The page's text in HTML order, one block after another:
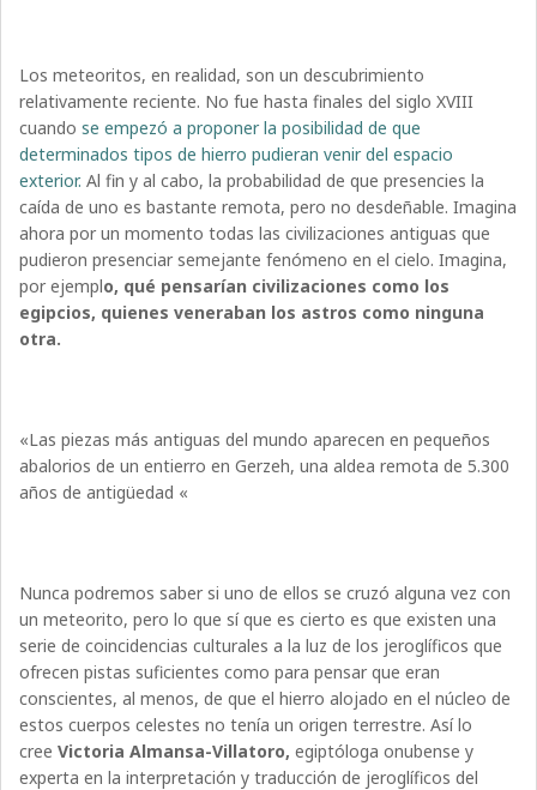
Los meteoritos, en realidad, son un descubrimiento
relativamente reciente. No fue hasta finales del siglo XVIII
cuandose empezó a proponer la posibilidad de que
determinados tipos de hierro pudieran venir del espacio
exterior.Al fin y al cabo, la probabilidad de que presencies la
caída de uno es bastante remota, pero no desdeñable. Imagina
ahora por un momento todas las civilizaciones antiguas que
pudieron presenciar semejante fenómeno en el cielo. Imagina,
por ejemplo, qué pensarían civilizaciones como los
egipcios, quienes veneraban los astros como ninguna
otra.
«Las piezas más antiguas del mundo aparecen en pequeños
abalorios de un entierro en Gerzeh, una aldea remota de 5.300
años de antigüedad «
Nunca podremos saber si uno de ellos se cruzó alguna vez con
un meteorito, pero lo que sí que es cierto es que existen una
serie de coincidencias culturales a la luz de los jeroglíficos que
ofrecen pistas suficientes como para pensar que eran
conscientes, al menos, de que el hierro alojado en el núcleo de
estos cuerpos celestes no tenía un origen terrestre. Así lo
cree Victoria Almansa-Villatoro,egiptóloga onubense y
experta en la interpretación y traducción de jeroglíficos del